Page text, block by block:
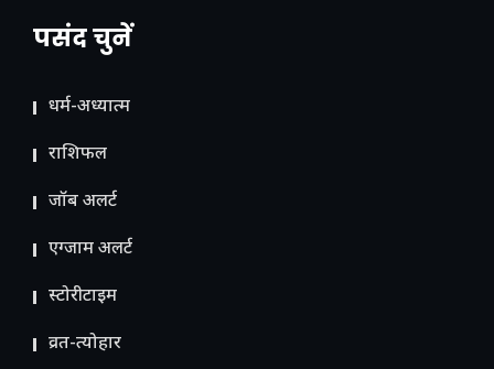
पसंद चुनें
धर्म-अध्यात्म
राशिफल
जॉब अलर्ट
एग्जाम अलर्ट
स्टोरीटाइम
व्रत-त्योहार